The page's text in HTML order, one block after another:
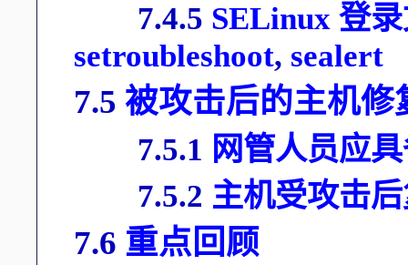
7.4.5 SELinux 登
setroubleshoot, sealert
7.5 被攻击后的主机修
7.5.1 网管人员应
7.5.2 主机受攻击
7.6 重点回顾